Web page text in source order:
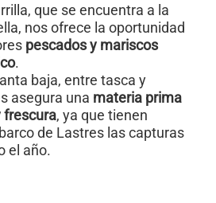
que se encuentra a la
nos ofrece la oportunidad
pescados y mariscos
.
baja, entre tasca y
asegura una materia prima
frescura, ya que tienen
de Lastres las capturas
el año.